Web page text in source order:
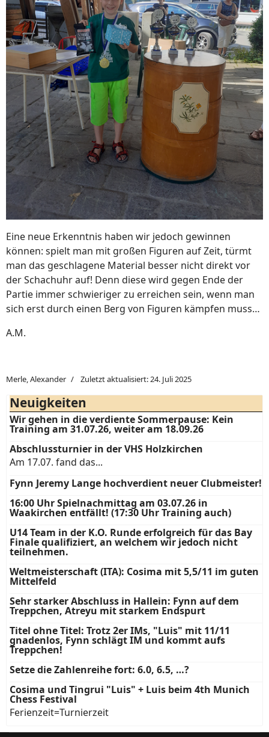
Eine neue Erkenntnis haben wir jedoch gewinnen
können: spielt man mit großen Figuren auf Zeit, türmt
man das geschlagene Material besser nicht direkt vor
der Schachuhr auf! Denn diese wird gegen Ende der
Partie immer schwieriger zu erreichen sein, wenn man
sich erst durch einen Berg von Figuren kämpfen muss…
A.M.
Merle, Alexander Zuletzt aktualisiert: 24. Juli 2025
Neuigkeiten
Wir gehen in die verdiente Sommerpause: Kein
Training am 31.07.26, weiter am 18.09.26
Abschlussturnier in der VHS Holzkirchen
Am 17.07. fand das...
Fynn Jeremy Lange hochverdient neuer Clubmeister!
16:00 Uhr Spielnachmittag am 03.07.26 in
Waakirchen entfällt! (17:30 Uhr Training auch)
U14 Team in der K.O. Runde erfolgreich für das Bay
Finale qualifiziert, an welchem wir jedoch nicht
teilnehmen.
Weltmeisterschaft (ITA): Cosima mit 5,5/11 im guten
Mittelfeld
Sehr starker Abschluss in Hallein: Fynn auf dem
Treppchen, Atreyu mit starkem Endspurt
Titel ohne Titel: Trotz 2er IMs, "Luis" mit 11/11
gnadenlos, Fynn schlägt IM und kommt aufs
Treppchen!
Setze die Zahlenreihe fort: 6.0, 6.5, …?
Cosima und Tingrui "Luis" + Luis beim 4th Munich
Chess Festival
Ferienzeit=Turnierzeit